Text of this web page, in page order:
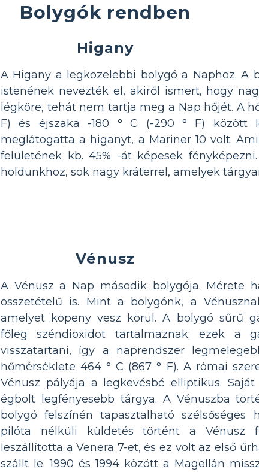
Bolygók rendben
Higany
A Higany a legközelebbi bolygó a Naphoz. A
istenének nevezték el, akiről ismert, hogy
légköre, tehát nem tartja meg a Nap hőjét. A
F) és éjszaka -180 ° C (-290 ° F) között
meglátogatta a higanyt, a Mariner 10 volt.
felületének kb. 45% -át képesek
holdunkhoz, sok nagy kráterrel, amelyek
Vénusz
A Vénusz a Nap második bolygója. Mérete
összetételű is. Mint a bolygónk, a
amelyet köpeny vesz körül. A bolygó sűrű
főleg széndioxidot tartalmaznak; ezek a
visszatartani, így a naprendszer
hőmérséklete 464 ° C (867 ° F). A római
Vénusz pályája a legkevésbé elliptikus.
égbolt legfényesebb tárgya. A Vénuszba
bolygó felszínén tapasztalható szélsőséges
pilóta nélküli küldetés történt a Vénusz
leszállította a Venera 7-et, és ez volt az első
szállt le. 1990 és 1994 között a Magellán